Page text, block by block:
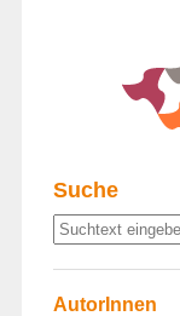
Suche
AutorInnen